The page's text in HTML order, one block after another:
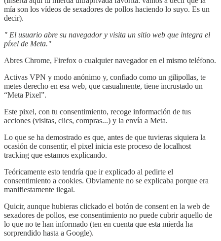
mía son los vídeos de sexadores de pollos haciendo lo suyo. Es un
decir).
" El usuario abre su navegador y visita un sitio web que integra el
píxel de Meta."
Abres Chrome, Firefox o cualquier navegador en el mismo teléfono.
Activas VPN y modo anónimo y, confiado como un gilipollas, te
metes derecho en esa web, que casualmente, tiene incrustado un
“Meta Pixel”.
Este pixel, con tu consentimiento, recoge información de tus
acciones (visitas, clics, compras...) y la envía a Meta.
Lo que se ha demostrado es que, antes de que tuvieras siquiera la
ocasión de consentir, el pixel inicia este proceso de localhost
tracking que estamos explicando.
Teóricamente esto tendría que ir explicado al pedirte el
consentimiento a cookies. Obviamente no se explicaba porque era
manifiestamente ilegal.
Quicir, aunque hubieras clickado el botón de consent en la web de
sexadores de pollos, ese consentimiento no puede cubrir aquello de
lo que no te han informado (ten en cuenta que esta mierda ha
sorprendido hasta a Google).